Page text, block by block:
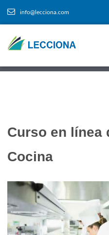
info@lecciona.com
Curso en línea
Cocina